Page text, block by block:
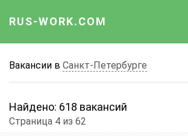
RUS-WORK.COM
Вакансии
Отрасли
Вакансии в Санкт-Петербурге
Найдено: 618 вакансий
Страница 4 из 62